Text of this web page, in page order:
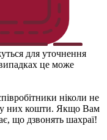
для уточнення
це може
ніколи не
у них кошти. Якщо Вам
що дзвонять шахраї!